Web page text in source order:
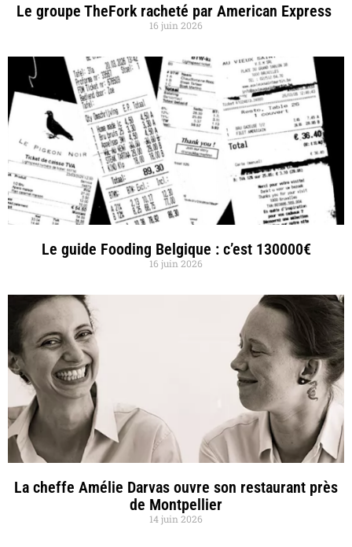
Le groupe TheFork racheté par American Express
16 juin 2026
Le guide Fooding Belgique : c’est 130000€
16 juin 2026
La cheffe Amélie Darvas ouvre son restaurant près
de Montpellier
14 juin 2026